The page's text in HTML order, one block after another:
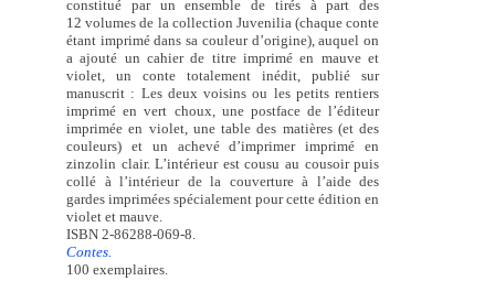
constitué par un ensemble de tirés à part des
12 volumes de la collection Juvenilia (chaque conte
étant imprimé dans sa couleur d’origine), auquel on
a ajouté un cahier de titre imprimé en mauve et
violet, un conte totalement inédit, publié sur
manuscrit : Les deux voisins ou les petits rentiers
imprimé en vert choux, une postface de l’éditeur
imprimée en violet, une table des matières (et des
couleurs) et un achevé d’imprimer imprimé en
zinzolin clair. L’intérieur est cousu au cousoir puis
collé à l’intérieur de la couverture à l’aide des
gardes imprimées spécialement pour cette édition en
violet et mauve.
ISBN 2-86288-069-8.
Contes.
100 exemplaires.